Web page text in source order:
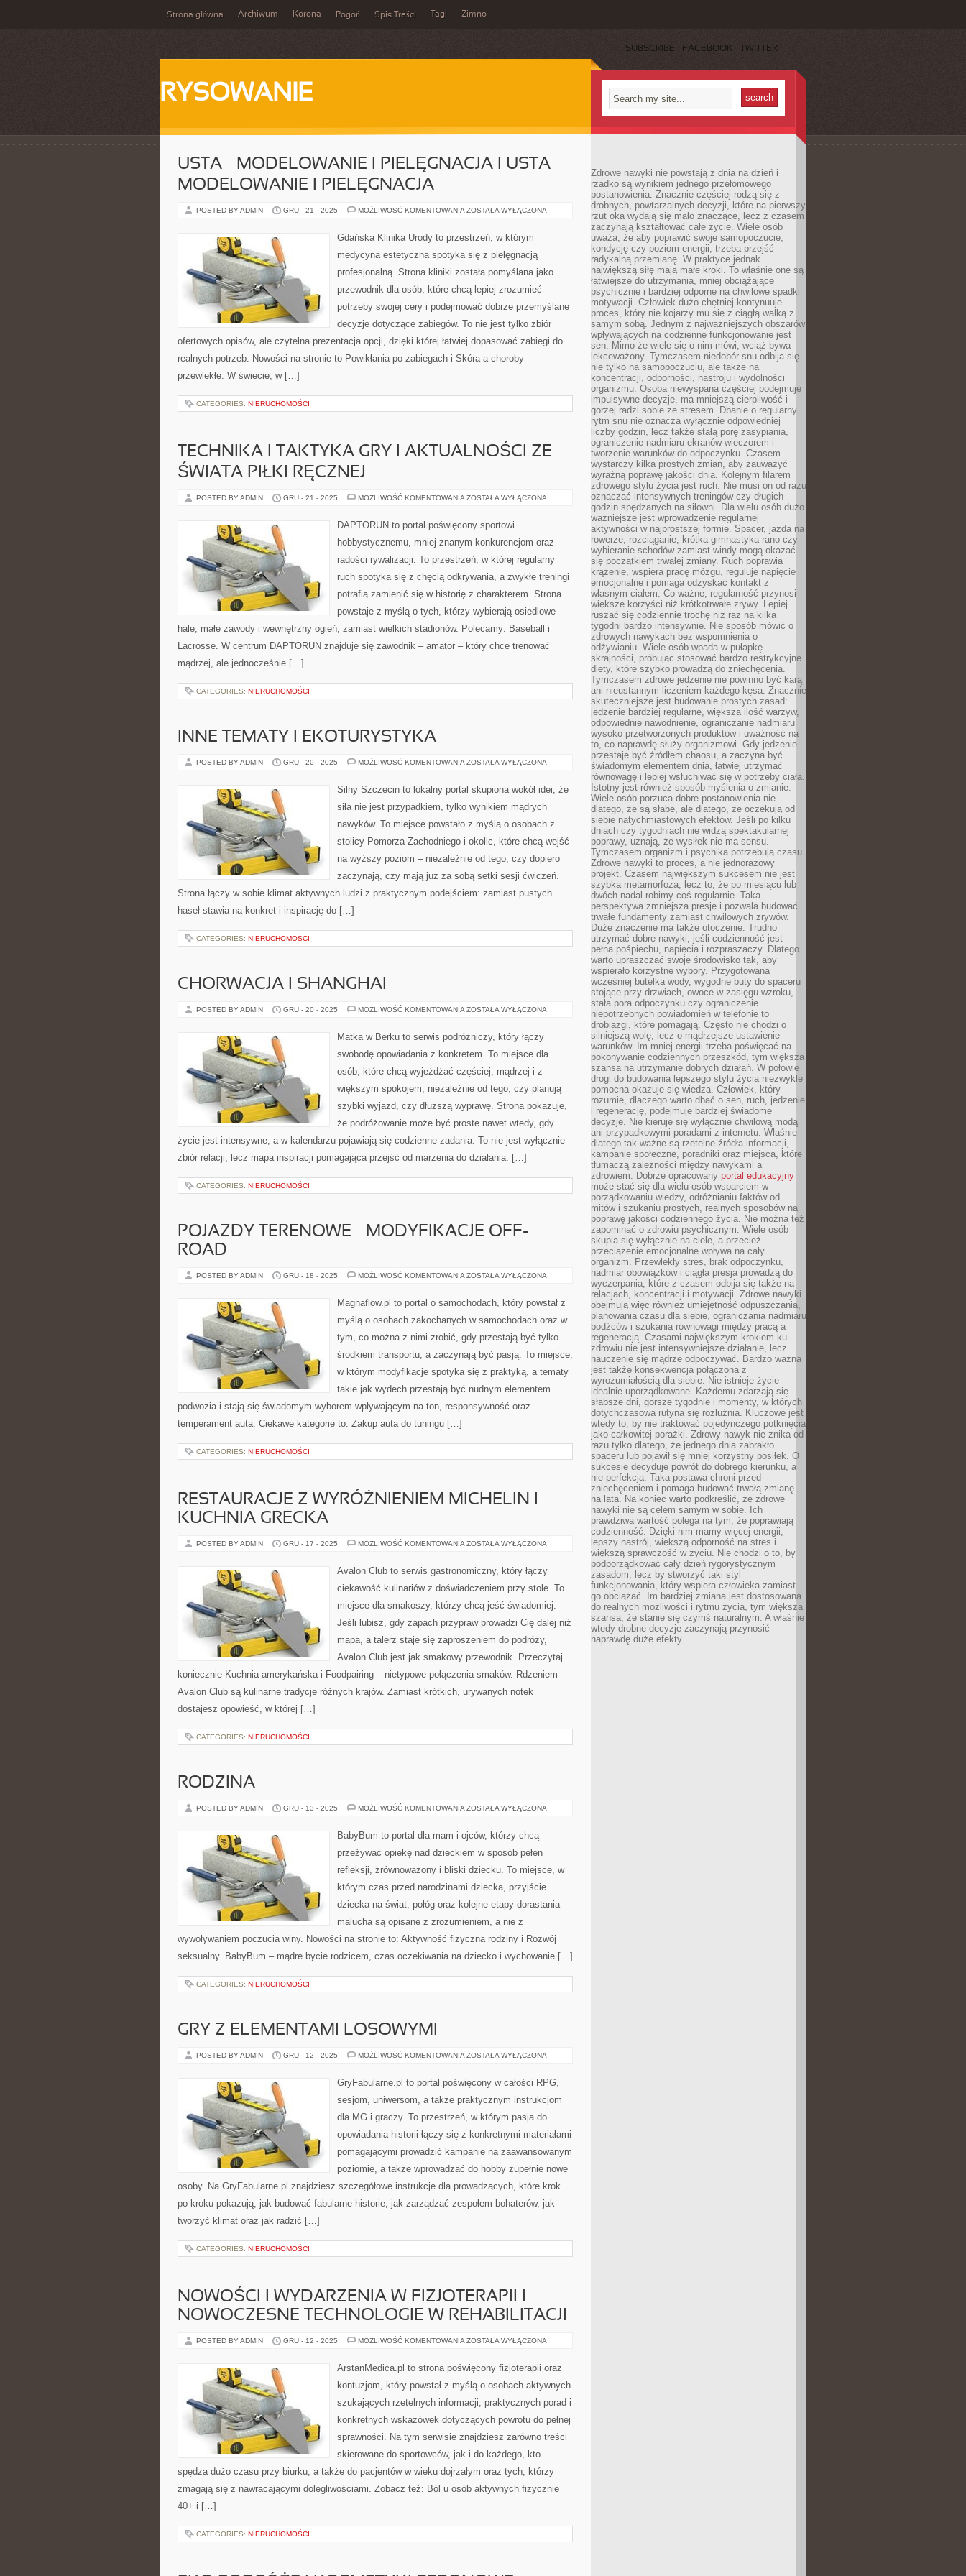
Strona główna Archiwum Korona Pogoń Spis Treści Tagi Zimno
SUBSCRIBE FACEBOOK TWITTER
RYSOWANIE
USTA – MODELOWANIE I PIELĘGNACJA I USTA –
MODELOWANIE I PIELĘGNACJA
POSTED BY ADMIN GRU - 21 - 2025 MOŻLIWOŚĆ KOMENTOWANIA USTA
PIELĘGNACJA
USTA
MODELOWANIE
PIELĘGNACJA
ZOSTAŁA WYŁĄCZONA
Gdańska Klinika Urody to przestrzeń, w którym
medycyna estetyczna spotyka się z pielęgnacją
profesjonalną. Strona kliniki została pomyślana jako
przewodnik dla osób, które chcą lepiej zrozumieć
potrzeby swojej cery i podejmować dobrze przemyślane
decyzje dotyczące zabiegów. To nie jest tylko zbiór
ofertowych opisów, ale czytelna prezentacja opcji, dzięki której łatwiej dopasować zabiegi do
realnych potrzeb. Nowości na stronie to Powikłania po zabiegach i Skóra a choroby
przewlekłe. W świecie, w […]
CATEGORIES: NIERUCHOMOŚCI
TECHNIKA I TAKTYKA GRY I AKTUALNOŚCI ZE
ŚWIATA PIŁKI RĘCZNEJ
POSTED BY ADMIN GRU - 21 - 2025 MOŻLIWOŚĆ KOMENTOWANIA TECHNIKA
I
ZE
PIŁKI
ZOSTAŁA WYŁĄCZONA
DAPTORUN to portal poświęcony sportowi
hobbystycznemu, mniej znanym konkurencjom oraz
radości rywalizacji. To przestrzeń, w której regularny
ruch spotyka się z chęcią odkrywania, a zwykłe treningi
potrafią zamienić się w historię z charakterem. Strona
powstaje z myślą o tych, którzy wybierają osiedlowe
hale, małe zawody i wewnętrzny ogień, zamiast wielkich stadionów. Polecamy: Baseball i
Lacrosse. W centrum DAPTORUN znajduje się zawodnik – amator – który chce trenować
mądrzej, ale jednocześnie […]
CATEGORIES: NIERUCHOMOŚCI
INNE TEMATY I EKOTURYSTYKA
POSTED BY ADMIN GRU - 20 - 2025 MOŻLIWOŚĆ KOMENTOWANIA INNE
EKOTURYSTYKA
ZOSTAŁA WYŁĄCZONA
Silny Szczecin to lokalny portal skupiona wokół idei, że
siła nie jest przypadkiem, tylko wynikiem mądrych
nawyków. To miejsce powstało z myślą o osobach z
stolicy Pomorza Zachodniego i okolic, które chcą wejść
na wyższy poziom – niezależnie od tego, czy dopiero
zaczynają, czy mają już za sobą setki sesji ćwiczeń.
Strona łączy w sobie klimat aktywnych ludzi z praktycznym podejściem: zamiast pustych
haseł stawia na konkret i inspirację do […]
CATEGORIES: NIERUCHOMOŚCI
CHORWACJA I SHANGHAI
POSTED BY ADMIN GRU - 20 - 2025 MOŻLIWOŚĆ KOMENTOWANIA CHORWACJA
ZOSTAŁA WYŁĄCZONA
Matka w Berku to serwis podróżniczy, który łączy
swobodę opowiadania z konkretem. To miejsce dla
osób, które chcą wyjeżdżać częściej, mądrzej i z
większym spokojem, niezależnie od tego, czy planują
szybki wyjazd, czy dłuższą wyprawę. Strona pokazuje,
że podróżowanie może być proste nawet wtedy, gdy
życie jest intensywne, a w kalendarzu pojawiają się codzienne zadania. To nie jest wyłącznie
zbiór relacji, lecz mapa inspiracji pomagająca przejść od marzenia do działania: […]
CATEGORIES: NIERUCHOMOŚCI
POJAZDY TERENOWE – MODYFIKACJE OFF-
ROAD
POSTED BY ADMIN GRU - 18 - 2025 MOŻLIWOŚĆ KOMENTOWANIA POJAZDY
MODYFIKACJE
OFF-
ZOSTAŁA WYŁĄCZONA
Magnaflow.pl to portal o samochodach, który powstał z
myślą o osobach zakochanych w samochodach oraz w
tym, co można z nimi zrobić, gdy przestają być tylko
środkiem transportu, a zaczynają być pasją. To miejsce,
w którym modyfikacje spotyka się z praktyką, a tematy
takie jak wydech przestają być nudnym elementem
podwozia i stają się świadomym wyborem wpływającym na ton, responsywność oraz
temperament auta. Ciekawe kategorie to: Zakup auta do tuningu […]
CATEGORIES: NIERUCHOMOŚCI
RESTAURACJE Z WYRÓŻNIENIEM MICHELIN I
KUCHNIA GRECKA
POSTED BY ADMIN GRU - 17 - 2025 MOŻLIWOŚĆ KOMENTOWANIA RESTAURACJE
MICHELIN
I
GRECKA
ZOSTAŁA WYŁĄCZONA
Avalon Club to serwis gastronomiczny, który łączy
ciekawość kulinariów z doświadczeniem przy stole. To
miejsce dla smakoszy, którzy chcą jeść świadomiej.
Jeśli lubisz, gdy zapach przypraw prowadzi Cię dalej niż
mapa, a talerz staje się zaproszeniem do podróży,
Avalon Club jest jak smakowy przewodnik. Przeczytaj
koniecznie Kuchnia amerykańska i Foodpairing – nietypowe połączenia smaków. Rdzeniem
Avalon Club są kulinarne tradycje różnych krajów. Zamiast krótkich, urywanych notek
dostajesz opowieść, w której […]
CATEGORIES: NIERUCHOMOŚCI
RODZINA
POSTED BY ADMIN GRU - 13 - 2025 MOŻLIWOŚĆ KOMENTOWANIA RODZINA
ZOSTAŁA WYŁĄCZONA
BabyBum to portal dla mam i ojców, którzy chcą
przeżywać opiekę nad dzieckiem w sposób pełen
refleksji, zrównoważony i bliski dziecku. To miejsce, w
którym czas przed narodzinami dziecka, przyjście
dziecka na świat, połóg oraz kolejne etapy dorastania
malucha są opisane z zrozumieniem, a nie z
wywoływaniem poczucia winy. Nowości na stronie to: Aktywność fizyczna rodziny i Rozwój
seksualny. BabyBum – mądre bycie rodzicem, czas oczekiwania na dziecko i wychowanie […]
CATEGORIES: NIERUCHOMOŚCI
GRY Z ELEMENTAMI LOSOWYMI
POSTED BY ADMIN GRU - 12 - 2025 MOŻLIWOŚĆ KOMENTOWANIA GRY
ZOSTAŁA WYŁĄCZONA
GryFabularne.pl to portal poświęcony w całości RPG,
sesjom, uniwersom, a także praktycznym instrukcjom
dla MG i graczy. To przestrzeń, w którym pasja do
opowiadania historii łączy się z konkretnymi materiałami
pomagającymi prowadzić kampanie na zaawansowanym
poziomie, a także wprowadzać do hobby zupełnie nowe
osoby. Na GryFabularne.pl znajdziesz szczegółowe instrukcje dla prowadzących, które krok
po kroku pokazują, jak budować fabularne historie, jak zarządzać zespołem bohaterów, jak
tworzyć klimat oraz jak radzić […]
CATEGORIES: NIERUCHOMOŚCI
NOWOŚCI I WYDARZENIA W FIZJOTERAPII I
NOWOCZESNE TECHNOLOGIE W REHABILITACJI
POSTED BY ADMIN GRU - 12 - 2025 MOŻLIWOŚĆ KOMENTOWANIA NOWOŚCI
W
FIZJOTERAPII
NOWOCZESNE
W
ZOSTAŁA WYŁĄCZONA
ArstanMedica.pl to strona poświęcony fizjoterapii oraz
kontuzjom, który powstał z myślą o osobach aktywnych
szukających rzetelnych informacji, praktycznych porad i
konkretnych wskazówek dotyczących powrotu do pełnej
sprawności. Na tym serwisie znajdziesz zarówno treści
skierowane do sportowców, jak i do każdego, kto
spędza dużo czasu przy biurku, a także do pacjentów w wieku dojrzałym oraz tych, którzy
zmagają się z nawracającymi dolegliwościami. Zobacz też: Ból u osób aktywnych fizycznie
40+ i […]
CATEGORIES: NIERUCHOMOŚCI
Zdrowe nawyki nie powstają z dnia na dzień i
rzadko są wynikiem jednego przełomowego
postanowienia. Znacznie częściej rodzą się z
drobnych, powtarzalnych decyzji, które na pierwszy
rzut oka wydają się mało znaczące, lecz z czasem
zaczynają kształtować całe życie. Wiele osób
uważa, że aby poprawić swoje samopoczucie,
kondycję czy poziom energii, trzeba przejść
radykalną przemianę. W praktyce jednak
największą siłę mają małe kroki. To właśnie one są
łatwiejsze do utrzymania, mniej obciążające
psychicznie i bardziej odporne na chwilowe spadki
motywacji. Człowiek dużo chętniej kontynuuje
proces, który nie kojarzy mu się z ciągłą walką z
samym sobą. Jednym z najważniejszych obszarów
wpływających na codzienne funkcjonowanie jest
sen. Mimo że wiele się o nim mówi, wciąż bywa
lekceważony. Tymczasem niedobór snu odbija się
nie tylko na samopoczuciu, ale także na
koncentracji, odporności, nastroju i wydolności
organizmu. Osoba niewyspana częściej podejmuje
impulsywne decyzje, ma mniejszą cierpliwość i
gorzej radzi sobie ze stresem. Dbanie o regularny
rytm snu nie oznacza wyłącznie odpowiedniej
liczby godzin, lecz także stałą porę zasypiania,
ograniczenie nadmiaru ekranów wieczorem i
tworzenie warunków do odpoczynku. Czasem
wystarczy kilka prostych zmian, aby zauważyć
wyraźną poprawę jakości dnia. Kolejnym filarem
zdrowego stylu życia jest ruch. Nie musi on od razu
oznaczać intensywnych treningów czy długich
godzin spędzanych na siłowni. Dla wielu osób dużo
ważniejsze jest wprowadzenie regularnej
aktywności w najprostszej formie. Spacer, jazda na
rowerze, rozciąganie, krótka gimnastyka rano czy
wybieranie schodów zamiast windy mogą okazać
się początkiem trwałej zmiany. Ruch poprawia
krążenie, wspiera pracę mózgu, reguluje napięcie
emocjonalne i pomaga odzyskać kontakt z
własnym ciałem. Co ważne, regularność przynosi
większe korzyści niż krótkotrwałe zrywy. Lepiej
ruszać się codziennie trochę niż raz na kilka
tygodni bardzo intensywnie. Nie sposób mówić o
zdrowych nawykach bez wspomnienia o
odżywianiu. Wiele osób wpada w pułapkę
skrajności, próbując stosować bardzo restrykcyjne
diety, które szybko prowadzą do zniechęcenia.
Tymczasem zdrowe jedzenie nie powinno być karą
ani nieustannym liczeniem każdego kęsa. Znacznie
skuteczniejsze jest budowanie prostych zasad:
jedzenie bardziej regularne, większa ilość warzyw,
odpowiednie nawodnienie, ograniczanie nadmiaru
wysoko przetworzonych produktów i uważność na
to, co naprawdę służy organizmowi. Gdy jedzenie
przestaje być źródłem chaosu, a zaczyna być
świadomym elementem dnia, łatwiej utrzymać
równowagę i lepiej wsłuchiwać się w potrzeby ciała.
Istotny jest również sposób myślenia o zmianie.
Wiele osób porzuca dobre postanowienia nie
dlatego, że są słabe, ale dlatego, że oczekują od
siebie natychmiastowych efektów. Jeśli po kilku
dniach czy tygodniach nie widzą spektakularnej
poprawy, uznają, że wysiłek nie ma sensu.
Tymczasem organizm i psychika potrzebują czasu.
Zdrowe nawyki to proces, a nie jednorazowy
projekt. Czasem największym sukcesem nie jest
szybka metamorfoza, lecz to, że po miesiącu lub
dwóch nadal robimy coś regularnie. Taka
perspektywa zmniejsza presję i pozwala budować
trwałe fundamenty zamiast chwilowych zrywów.
Duże znaczenie ma także otoczenie. Trudno
utrzymać dobre nawyki, jeśli codzienność jest
pełna pośpiechu, napięcia i rozpraszaczy. Dlatego
warto upraszczać swoje środowisko tak, aby
wspierało korzystne wybory. Przygotowana
wcześniej butelka wody, wygodne buty do spaceru
stojące przy drzwiach, owoce w zasięgu wzroku,
stała pora odpoczynku czy ograniczenie
niepotrzebnych powiadomień w telefonie to
drobiazgi, które pomagają. Często nie chodzi o
silniejszą wolę, lecz o mądrzejsze ustawienie
warunków. Im mniej energii trzeba poświęcać na
pokonywanie codziennych przeszkód, tym większa
szansa na utrzymanie dobrych działań. W połowie
drogi do budowania lepszego stylu życia niezwykle
pomocna okazuje się wiedza. Człowiek, który
rozumie, dlaczego warto dbać o sen, ruch, jedzenie
i regenerację, podejmuje bardziej świadome
decyzje. Nie kieruje się wyłącznie chwilową modą
ani przypadkowymi poradami z internetu. Właśnie
dlatego tak ważne są rzetelne źródła informacji,
kampanie społeczne, poradniki oraz miejsca, które
tłumaczą zależności między nawykami a
zdrowiem. Dobrze opracowany portal edukacyjny
może stać się dla wielu osób wsparciem w
porządkowaniu wiedzy, odróżnianiu faktów od
mitów i szukaniu prostych, realnych sposobów na
poprawę jakości codziennego życia. Nie można też
zapominać o zdrowiu psychicznym. Wiele osób
skupia się wyłącznie na ciele, a przecież
przeciążenie emocjonalne wpływa na cały
organizm. Przewlekły stres, brak odpoczynku,
nadmiar obowiązków i ciągła presja prowadzą do
wyczerpania, które z czasem odbija się także na
relacjach, koncentracji i motywacji. Zdrowe nawyki
obejmują więc również umiejętność odpuszczania,
planowania czasu dla siebie, ograniczania nadmiaru
bodźców i szukania równowagi między pracą a
regeneracją. Czasami największym krokiem ku
zdrowiu nie jest intensywniejsze działanie, lecz
nauczenie się mądrze odpoczywać. Bardzo ważna
jest także konsekwencja połączona z
wyrozumiałością dla siebie. Nie istnieje życie
idealnie uporządkowane. Każdemu zdarzają się
słabsze dni, gorsze tygodnie i momenty, w których
dotychczasowa rutyna się rozluźnia. Kluczowe jest
wtedy to, by nie traktować pojedynczego potknięcia
jako całkowitej porażki. Zdrowy nawyk nie znika od
razu tylko dlatego, że jednego dnia zabrakło
spaceru lub pojawił się mniej korzystny posiłek. O
sukcesie decyduje powrót do dobrego kierunku, a
nie perfekcja. Taka postawa chroni przed
zniechęceniem i pomaga budować trwałą zmianę
na lata. Na koniec warto podkreślić, że zdrowe
nawyki nie są celem samym w sobie. Ich
prawdziwa wartość polega na tym, że poprawiają
codzienność. Dzięki nim mamy więcej energii,
lepszy nastrój, większą odporność na stres i
większą sprawczość w życiu. Nie chodzi o to, by
podporządkować cały dzień rygorystycznym
zasadom, lecz by stworzyć taki styl
funkcjonowania, który wspiera człowieka zamiast
go obciążać. Im bardziej zmiana jest dostosowana
do realnych możliwości i rytmu życia, tym większa
szansa, że stanie się czymś naturalnym. A właśnie
wtedy drobne decyzje zaczynają przynosić
naprawdę duże efekty.